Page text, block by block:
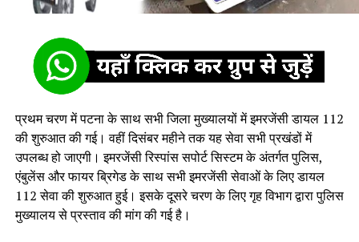
प्रथम चरण में पटना के साथ सभी जिला मुख्यालयों में इमरजेंसी डायल 112
की शुरुआत की गई। वहीं दिसंबर महीने तक यह सेवा सभी प्रखंडों में
उपलब्ध हो जाएगी। इमरजेंसी रिस्पांस सपोर्ट सिस्टम के अंतर्गत पुलिस,
एंबुलेंस और फायर ब्रिगेड के साथ सभी इमरजेंसी सेवाओं के लिए डायल
112 सेवा की शुरुआत हुई। इसके दूसरे चरण के लिए गृह विभाग द्वारा पुलिस
मुख्यालय से प्रस्ताव की मांग की गई है।